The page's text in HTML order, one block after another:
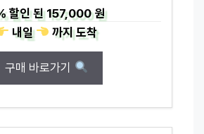
할인 된157,000 원
내일
까지도착
구매 바로가기